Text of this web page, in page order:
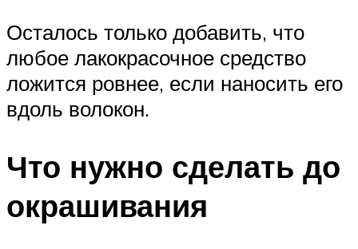
Осталось только добавить, что
любое лакокрасочное средство
ложится ровнее, если наносить его
вдоль волокон.
Что нужно сделать до
окрашивания